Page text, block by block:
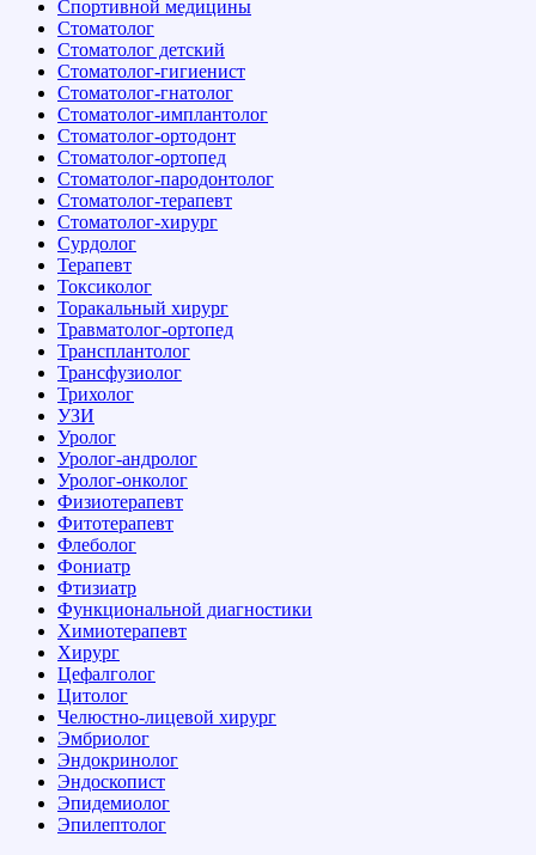
Спортивной медицины
Стоматолог
Стоматолог детский
Стоматолог-гигиенист
Стоматолог-гнатолог
Стоматолог-имплантолог
Стоматолог-ортодонт
Стоматолог-ортопед
Стоматолог-пародонтолог
Стоматолог-терапевт
Стоматолог-хирург
Сурдолог
Терапевт
Токсиколог
Торакальный хирург
Травматолог-ортопед
Трансплантолог
Трансфузиолог
Трихолог
УЗИ
Уролог
Уролог-андролог
Уролог-онколог
Физиотерапевт
Фитотерапевт
Флеболог
Фониатр
Фтизиатр
Функциональной диагностики
Химиотерапевт
Хирург
Цефалголог
Цитолог
Челюстно-лицевой хирург
Эмбриолог
Эндокринолог
Эндоскопист
Эпидемиолог
Эпилептолог